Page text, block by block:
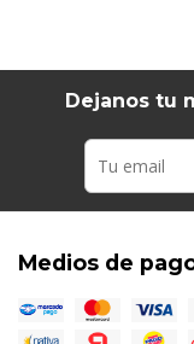
Dejanos tu
Medios de